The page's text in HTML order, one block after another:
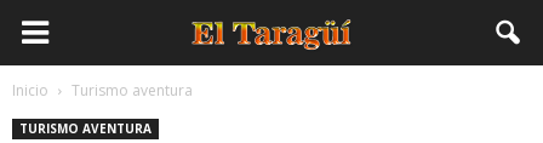
Inicio Turismo aventura
TURISMO AVENTURA